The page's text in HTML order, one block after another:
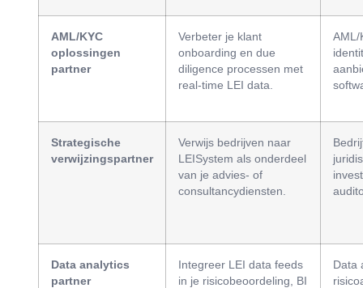
AML/KYC
oplossingen
partner
Verbeter je klant
onboarding en due
diligence processen met
real-time LEI data.
AML/
Strategische
verwijzingspartner
Verwijs bedrijven naar
LEISystem als onderdeel
van je advies- of
consultancydiensten.
Data analytics
partner
Integreer LEI data feeds
in je risicobeoordeling, BI
Data